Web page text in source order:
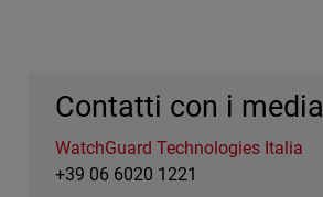
Contatti con i media
WatchGuard Technologies Italia
+39 06 6020 1221